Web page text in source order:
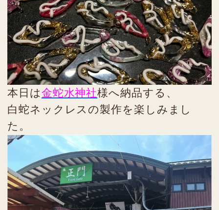
本日は金蛇水神社様へ納品する、
白蛇ネックレスの製作を楽しみまし
た。